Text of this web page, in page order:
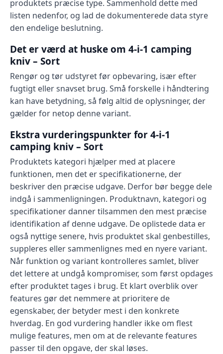
produktets præcise type. Sammenhold dette med
listen nedenfor, og lad de dokumenterede data styre
den endelige beslutning.
Det er værd at huske om 4-i-1 camping
kniv – Sort
Rengør og tør udstyret før opbevaring, især efter
fugtigt eller snavset brug. Små forskelle i håndtering
kan have betydning, så følg altid de oplysninger, der
gælder for netop denne variant.
Ekstra vurderingspunkter for 4-i-1
camping kniv – Sort
Produktets kategori hjælper med at placere
funktionen, men det er specifikationerne, der
beskriver den præcise udgave. Derfor bør begge dele
indgå i sammenligningen. Produktnavn, kategori og
specifikationer danner tilsammen den mest præcise
identifikation af denne udgave. De oplistede data er
også nyttige senere, hvis produktet skal genbestilles,
suppleres eller sammenlignes med en nyere variant.
Når funktion og variant kontrolleres samlet, bliver
det lettere at undgå kompromiser, som først opdages
efter produktet tages i brug. Et klart overblik over
features gør det nemmere at prioritere de
egenskaber, der betyder mest i den konkrete
hverdag. En god vurdering handler ikke om flest
mulige features, men om at de relevante features
passer til den opgave, der skal løses.